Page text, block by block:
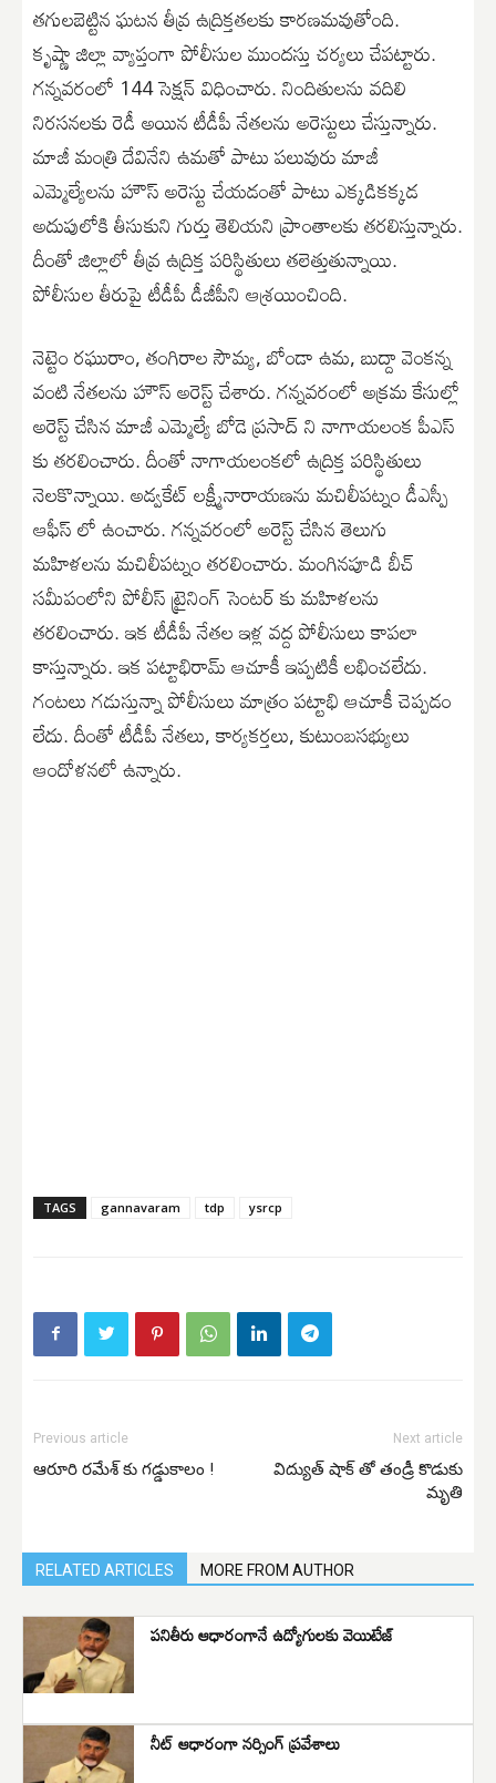
తగులబెట్టిన ఘటన తీవ్ర ఉద్రిక్తతలకు కారణమవుతోంది.
కృష్ణా జిల్లా వ్యాప్తంగా పోలీసుల ముందస్తు చర్యలు చేపట్టారు.
గన్నవరంలో 144 సెక్షన్ విధించారు. నిందితులను వదిలి
నిరసనలకు రెడీ అయిన టీడీపీ నేతలను అరెస్టులు చేస్తున్నారు.
మాజీ మంత్రి దేవినేని ఉమతో పాటు పలువురు మాజీ
ఎమ్మెల్యేలను హౌస్ అరెస్టు చేయడంతో పాటు ఎక్కడికక్కడ
అదుపులోకి తీసుకుని గుర్తు తెలియని ప్రాంతాలకు తరలిస్తున్నారు.
దీంతో జిల్లాలో తీవ్ర ఉద్రిక్త పరిస్థితులు తలెత్తుతున్నాయి.
పోలీసుల తీరుపై టీడీపీ డీజీపీని ఆశ్రయించింది.
నెట్టెం రఘురాం, తంగిరాల సౌమ్య, బోండా ఉమ, బుద్దా వెంకన్న
వంటి నేతలను హౌస్ అరెస్ట్ చేశారు. గన్నవరంలో అక్రమ కేసుల్లో
అరెస్ట్ చేసిన మాజీ ఎమ్మెల్యే బోడె ప్రసాద్ ని నాగాయలంక పీఎస్
కు తరలించారు. దీంతో నాగాయలంకలో ఉద్రిక్త పరిస్థితులు
నెలకొన్నాయి. అడ్వకేట్ లక్ష్మీనారాయణను మచిలీపట్నం డీఎస్పీ
ఆఫీస్ లో ఉంచారు. గన్నవరంలో అరెస్ట్ చేసిన తెలుగు
మహిళలను మచిలీపట్నం తరలించారు. మంగినపూడి బీచ్
సమీపంలోని పోలీస్ ట్రైనింగ్ సెంటర్ కు మహిళలను
తరలించారు. ఇక టీడీపీ నేతల ఇళ్ల వద్ద పోలీసులు కాపలా
కాస్తున్నారు. ఇక పట్టాభిరామ్ ఆచూకీ ఇప్పటికీ లభించలేదు.
గంటలు గడుస్తున్నా పోలీసులు మాత్రం పట్టాభి ఆచూకీ చెప్పడం
లేదు. దీంతో టీడీపీ నేతలు, కార్యకర్తలు, కుటుంబసభ్యులు
ఆందోళనలో ఉన్నారు.
TAGS gannavaram tdp ysrcp
Previous article
ఆరూరి రమేశ్ కు గడ్డుకాలం !
Next article
విద్యుత్ షాక్ తో తండ్రీ కొడుకు
మృతి
RELATED ARTICLES MORE FROM AUTHOR
పనితీరు ఆధారంగానే ఉద్యోగులకు వెయిటేజ్
నీట్‌ ఆధారంగా నర్సింగ్‌ ప్రవేశాలు